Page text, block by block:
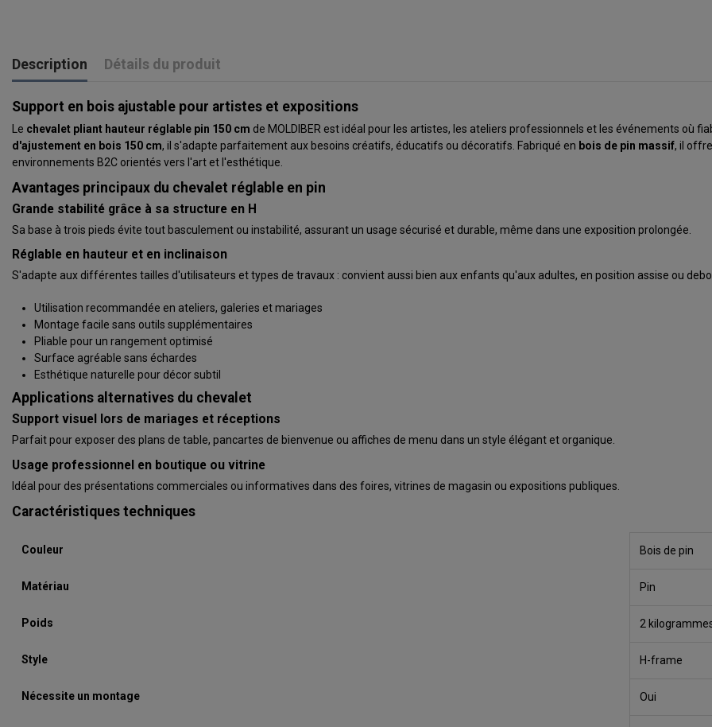
Description Détails du produit
Support en bois ajustable pour artistes et expositions
Le chevalet pliant hauteur réglable pin 150 cm de MOLDIBER est idéal pour les artistes, les ateliers professionnels et les événements où
d'ajustement en bois 150 cm, il s'adapte parfaitement aux besoins créatifs, éducatifs ou décoratifs. Fabriqué en bois de pin massif, il
environnements B2C orientés vers l'art et l'esthétique.
Avantages principaux du chevalet réglable en pin
Grande stabilité grâce à sa structure en H
Sa base à trois pieds évite tout basculement ou instabilité, assurant un usage sécurisé et durable, même dans une exposition prolongée.
Réglable en hauteur et en inclinaison
S'adapte aux différentes tailles d'utilisateurs et types de travaux : convient aussi bien aux enfants qu'aux adultes, en position assise ou
Utilisation recommandée en ateliers, galeries et mariages
Montage facile sans outils supplémentaires
Pliable pour un rangement optimisé
Surface agréable sans échardes
Esthétique naturelle pour décor subtil
Applications alternatives du chevalet
Support visuel lors de mariages et réceptions
Parfait pour exposer des plans de table, pancartes de bienvenue ou affiches de menu dans un style élégant et organique.
Usage professionnel en boutique ou vitrine
Idéal pour des présentations commerciales ou informatives dans des foires, vitrines de magasin ou expositions publiques.
Caractéristiques techniques
Couleur Bois de pin
Matériau Pin
Poids 2
Style H-frame
Nécessite un montage Oui